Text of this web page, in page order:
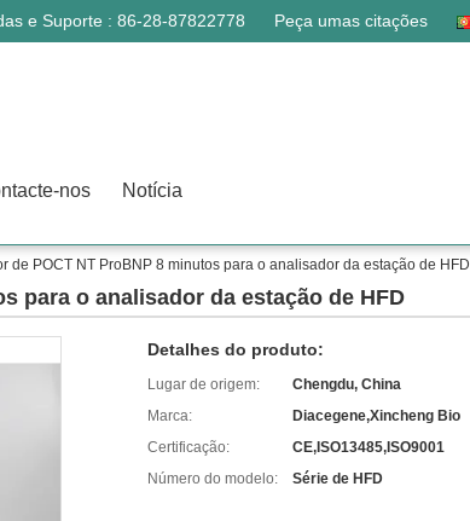
e Suporte : 86-28-87822778 Peça umas citações
nos Notícia
de POCT NT ProBNP 8 minutos para o analisador da estação de HFD
para o analisador da estação de HFD
Detalhes do produto:
Lugar de origem:
Chengdu, China
Marca:
Diacegene,Xincheng Bio
Certificação:
CE,ISO13485,ISO9001
Número do modelo:
Série de HFD